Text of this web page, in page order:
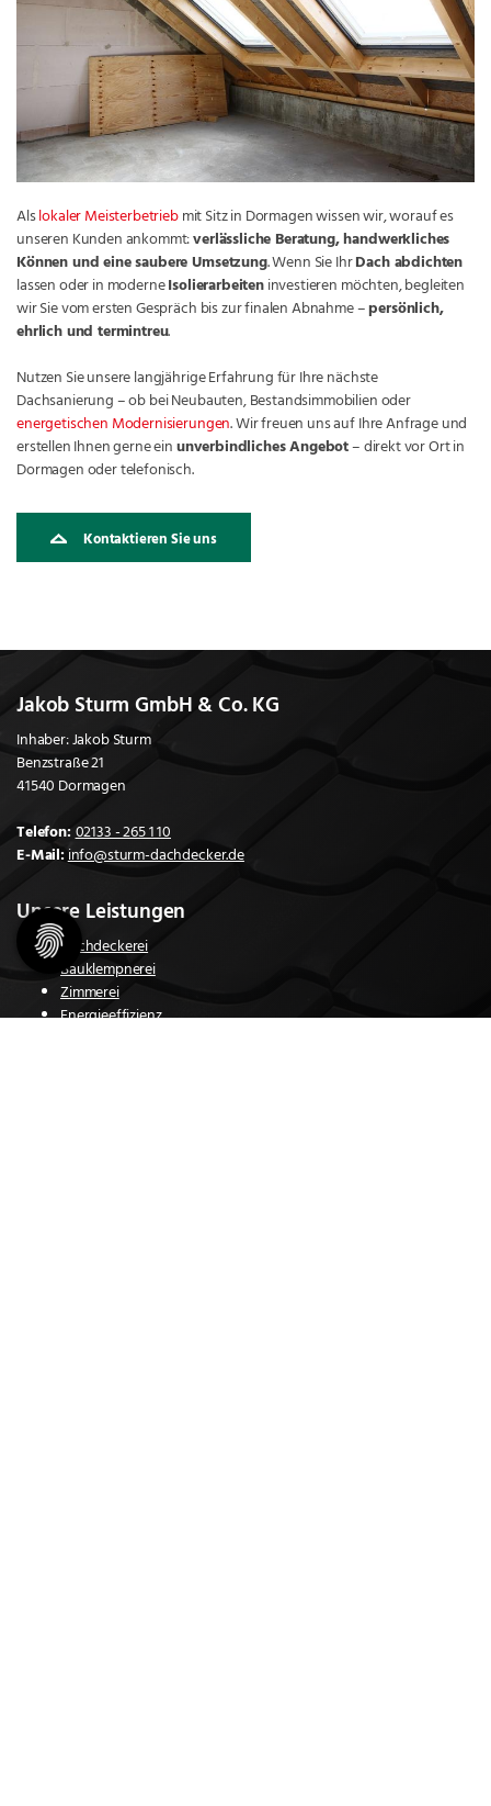
Alslokaler Meisterbetriebmit Sitz in Dormagen wissen wir, worauf es
unseren Kunden ankommt:verlässliche Beratung, handwerkliches
Können und eine saubere Umsetzung. Wenn Sie IhrDach abdichten
lassen oder in moderneIsolierarbeiteninvestieren möchten, begleiten
wir Sie vom ersten Gespräch bis zur finalen Abnahme –persönlich,
ehrlich und termintreu.
Nutzen Sie unsere langjährige Erfahrung für Ihre nächste
Dachsanierung – ob bei Neubauten, Bestandsimmobilien oder
energetischen Modernisierungen. Wir freuen uns auf Ihre Anfrage und
erstellen Ihnen gerne einunverbindliches Angebot– direkt vor Ort in
Dormagen oder telefonisch.
Kontaktieren Sie uns
Jakob Sturm GmbH & Co. KG
Inhaber: Jakob Sturm
Benzstraße 21
41540 Dormagen
Telefon:02133 - 265 1 10
E-Mail:info@sturm-dachdecker.de
Unsere Leistungen
Dachdeckerei
Bauklempnerei
Zimmerei
Energieeffizienz